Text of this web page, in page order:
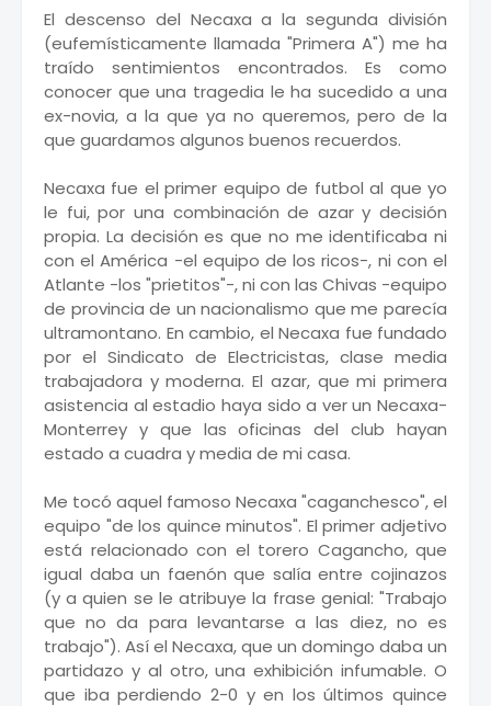
El descenso del Necaxa a la segunda división
(eufemísticamente llamada "Primera A") me ha
traído sentimientos encontrados. Es como
conocer que una tragedia le ha sucedido a una
ex-novia, a la que ya no queremos, pero de la
que guardamos algunos buenos recuerdos.
Necaxa fue el primer equipo de futbol al que yo
le fui, por una combinación de azar y decisión
propia. La decisión es que no me identificaba ni
con el América -el equipo de los ricos-, ni con el
Atlante -los "prietitos"-, ni con las Chivas -equipo
de provincia de un nacionalismo que me parecía
ultramontano. En cambio, el Necaxa fue fundado
por el Sindicato de Electricistas, clase media
trabajadora y moderna. El azar, que mi primera
asistencia al estadio haya sido a ver un Necaxa-
Monterrey y que las oficinas del club hayan
estado a cuadra y media de mi casa.
Me tocó aquel famoso Necaxa "caganchesco", el
equipo "de los quince minutos". El primer adjetivo
está relacionado con el torero Cagancho, que
igual daba un faenón que salía entre cojinazos
(y a quien se le atribuye la frase genial: "Trabajo
que no da para levantarse a las diez, no es
trabajo"). Así el Necaxa, que un domingo daba un
partidazo y al otro, una exhibición infumable. O
que iba perdiendo 2-0 y en los últimos quince